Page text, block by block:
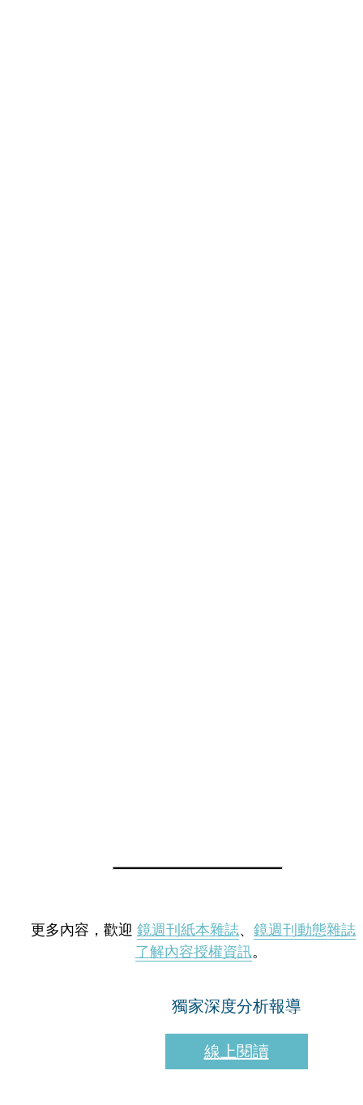
更多內容，歡迎 鏡週刊紙本雜誌、 鏡週刊動態雜誌
了解內容授權資訊。
獨家深度分析報導
線上閱讀